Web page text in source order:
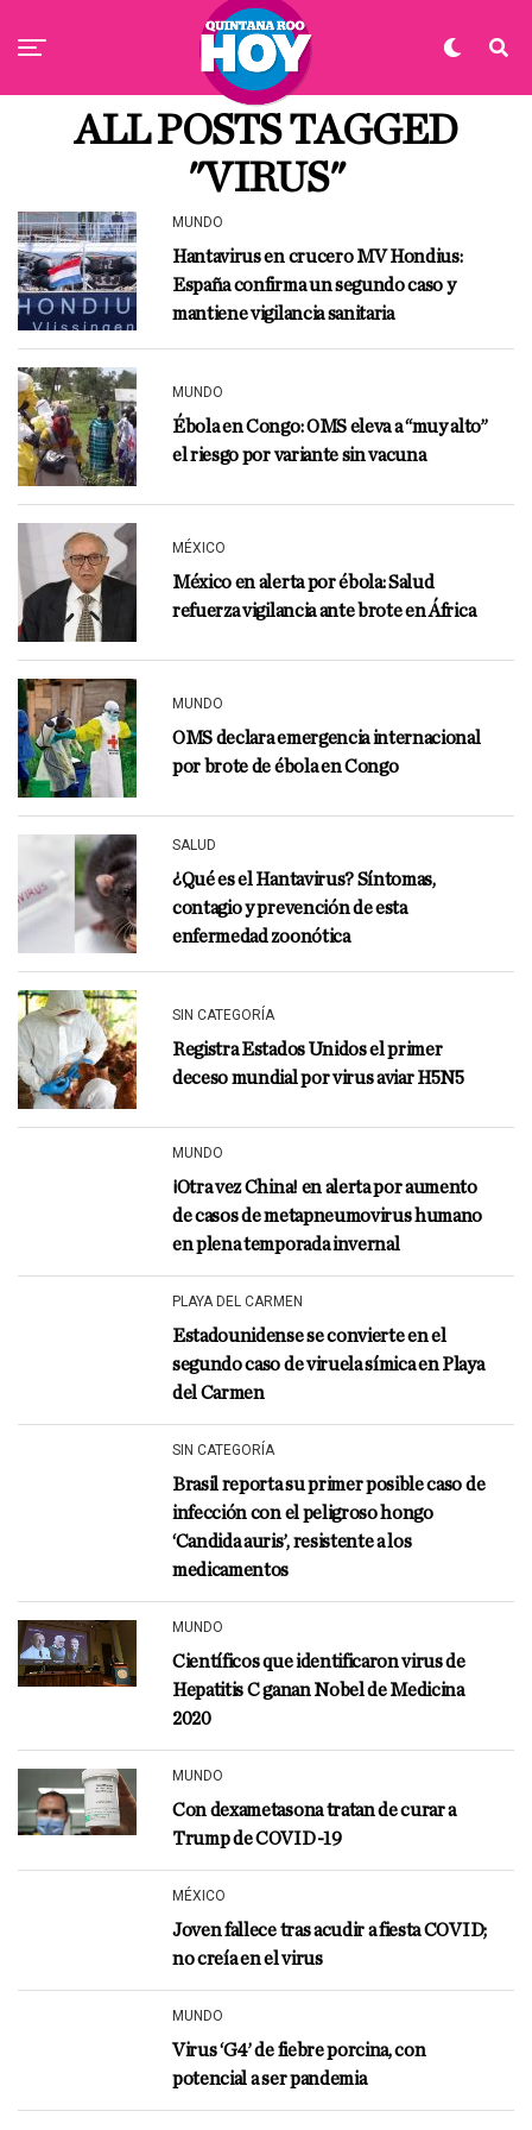
ALL POSTS TAGGED
"VIRUS"
MUNDO
Hantavirus en crucero MV Hondius:
España confirma un segundo caso y
mantiene vigilancia sanitaria
MUNDO
Ébola en Congo: OMS eleva a “muy alto”
el riesgo por variante sin vacuna
MÉXICO
México en alerta por ébola: Salud
refuerza vigilancia ante brote en África
MUNDO
OMS declara emergencia internacional
por brote de ébola en Congo
SALUD
¿Qué es el Hantavirus? Síntomas,
contagio y prevención de esta
enfermedad zoonótica
SIN CATEGORÍA
Registra Estados Unidos el primer
deceso mundial por virus aviar H5N5
MUNDO
¡Otra vez China! en alerta por aumento
de casos de metapneumovirus humano
en plena temporada invernal
PLAYA DEL CARMEN
Estadounidense se convierte en el
segundo caso de viruela símica en Playa
del Carmen
SIN CATEGORÍA
Brasil reporta su primer posible caso de
infección con el peligroso hongo
‘Candida auris’, resistente a los
medicamentos
MUNDO
Científicos que identificaron virus de
Hepatitis C ganan Nobel de Medicina
2020
MUNDO
Con dexametasona tratan de curar a
Trump de COVID-19
MÉXICO
Joven fallece tras acudir a fiesta COVID;
no creía en el virus
MUNDO
Virus ‘G4’ de fiebre porcina, con
potencial a ser pandemia